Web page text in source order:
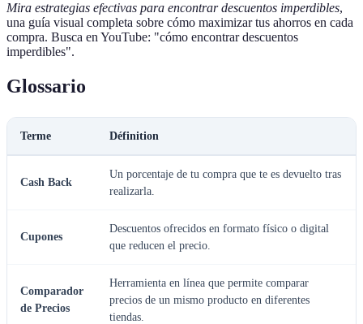
Mira estrategias efectivas para encontrar descuentos imperdibles,
una guía visual completa sobre cómo maximizar tus ahorros en cada
compra. Busca en YouTube: "cómo encontrar descuentos
imperdibles".
Glossario
Terme Définition
Cash Back
Un porcentaje de tu compra que te es devuelto tras
realizarla.
Cupones
Descuentos ofrecidos en formato físico o digital
que reducen el precio.
Comparador
de Precios
Herramienta en línea que permite comparar
precios de un mismo producto en diferentes
tiendas.